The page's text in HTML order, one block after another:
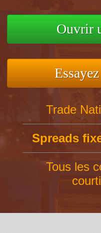
Ouvrir
Trade
Spreads
Tous les